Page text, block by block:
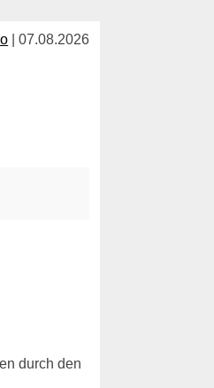
| 07.08.2026
durch den